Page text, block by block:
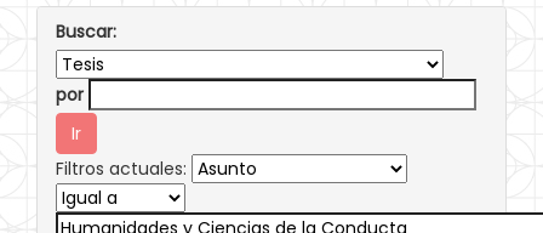
Buscar:
por
Filtros actuales: